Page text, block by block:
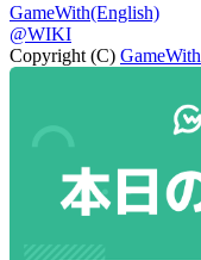
GameWith(English)
@WIKI
Copyright (C) GameWith